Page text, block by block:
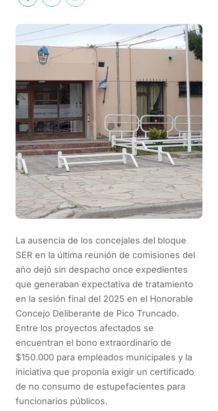
La ausencia de los concejales del bloque
SER en la última reunión de comisiones del
año dejó sin despacho once expedientes
que generaban expectativa de tratamiento
en la sesión final del 2025 en el Honorable
Concejo Deliberante de Pico Truncado.
Entre los proyectos afectados se
encuentran el bono extraordinario de
$150.000 para empleados municipales y la
iniciativa que proponía exigir un certificado
de no consumo de estupefacientes para
funcionarios públicos.